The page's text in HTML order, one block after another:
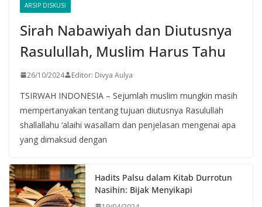
ARSIP DISKUSI
Sirah Nabawiyah dan Diutusnya
Rasulullah, Muslim Harus Tahu
26/10/2024 Editor: Divya Aulya
TSIRWAH INDONESIA – Sejumlah muslim mungkin masih
mempertanyakan tentang tujuan diutusnya Rasulullah
shallallahu ‘alaihi wasallam dan penjelasan mengenai apa
yang dimaksud dengan
Hadits Palsu dalam Kitab Durrotun
Nasihin: Bijak Menyikapi